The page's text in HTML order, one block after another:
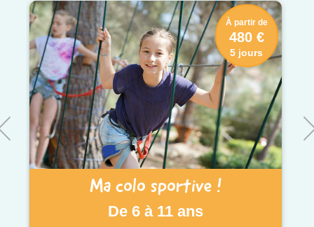
Ma colo sportive !
De 6 à 11 ans
À partir de
480 €
5 jours